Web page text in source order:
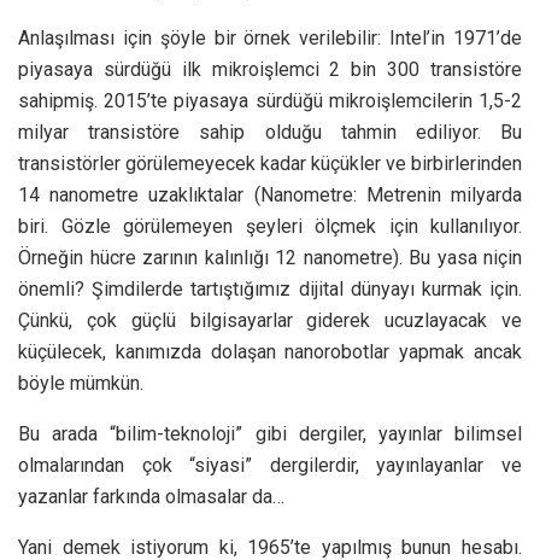
Anlaşılması için şöyle bir örnek verilebilir: Intel’in 1971’de
piyasaya sürdüğü ilk mikroişlemci 2 bin 300 transistöre
sahipmiş. 2015’te piyasaya sürdüğü mikroişlemcilerin 1,5-2
milyar transistöre sahip olduğu tahmin ediliyor. Bu
transistörler görülemeyecek kadar küçükler ve birbirlerinden
14 nanometre uzaklıktalar (Nanometre: Metrenin milyarda
biri. Gözle görülemeyen şeyleri ölçmek için kullanılıyor.
Örneğin hücre zarının kalınlığı 12 nanometre). Bu yasa niçin
önemli? Şimdilerde tartıştığımız dijital dünyayı kurmak için.
Çünkü, çok güçlü bilgisayarlar giderek ucuzlayacak ve
küçülecek, kanımızda dolaşan nanorobotlar yapmak ancak
böyle mümkün.
Bu arada “bilim-teknoloji” gibi dergiler, yayınlar bilimsel
olmalarından çok “siyasi” dergilerdir, yayınlayanlar ve
yazanlar farkında olmasalar da…
Yani demek istiyorum ki, 1965’te yapılmış bunun hesabı.